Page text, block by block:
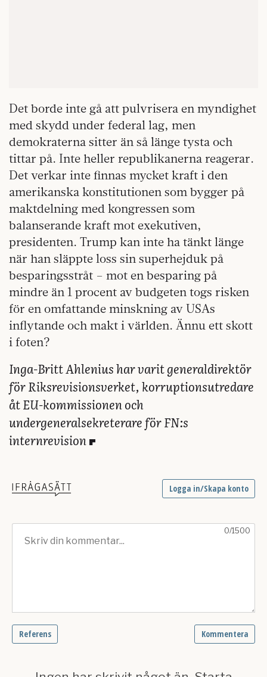
Det borde inte gå att pulvrisera en myndighet
med skydd under federal lag, men
demokraterna sitter än så länge tysta och
tittar på. Inte heller republikanerna reagerar.
Det verkar inte finnas mycket kraft i den
amerikanska konstitutionen som bygger på
maktdelning med kongressen som
balanserande kraft mot exekutiven,
presidenten. Trump kan inte ha tänkt länge
när han släppte loss sin superhejduk på
besparingsstråt – mot en besparing på
mindre än 1 procent av budgeten togs risken
för en omfattande minskning av USAs
inflytande och makt i världen. Ännu ett skott
i foten?
Inga-Britt Ahlenius har varit generaldirektör
för Riksrevisionsverket, korruptionsutredare
åt EU-kommissionen och
undergeneralsekreterare för FN:s
internrevision